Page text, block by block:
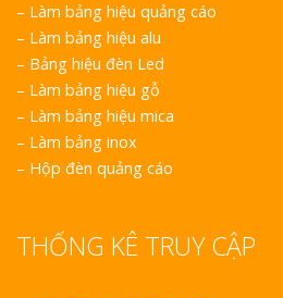
– Làm bảng hiệu quảng cáo
– Làm bảng hiệu alu
– Bảng hiệu đèn Led
– Làm bảng hiệu gỗ
– Làm bảng hiệu mica
– Làm bảng inox
– Hộp đèn quảng cáo
THỐNG KÊ TRUY CẬP